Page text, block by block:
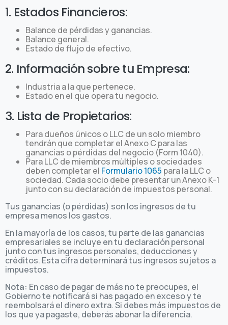
1. Estados Financieros:
Balance de pérdidas y ganancias.
Balance general.
Estado de flujo de efectivo.
2. Información sobre tu Empresa:
Industria a la que pertenece.
Estado en el que opera tu negocio.
3. Lista de Propietarios:
Para dueños únicos o LLC de un solo miembro
tendrán que completar el Anexo C para las
ganancias o pérdidas del negocio (Form 1040).
Para LLC de miembros múltiples o sociedades
deben completar el Formulario 1065 para la LLC o
sociedad. Cada socio debe presentar un Anexo K-1
junto con su declaración de impuestos personal.
Tus ganancias (o pérdidas) son los ingresos de tu
empresa menos los gastos.
En la mayoría de los casos, tu parte de las ganancias
empresariales se incluye en tu declaración personal
junto con tus ingresos personales, deducciones y
créditos. Esta cifra determinará tus ingresos sujetos a
impuestos.
Nota: En caso de pagar de más no te preocupes, el
Gobierno te notificará si has pagado en exceso y te
reembolsará el dinero extra. Si debes más impuestos de
los que ya pagaste, deberás abonar la diferencia.